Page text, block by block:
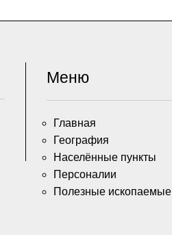
Меню
Главная
География
Населённые пункты
Персоналии
Полезные ископаемые